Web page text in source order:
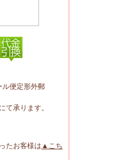
ル便定形外郵
て承ります。
たお客様は ▲こち